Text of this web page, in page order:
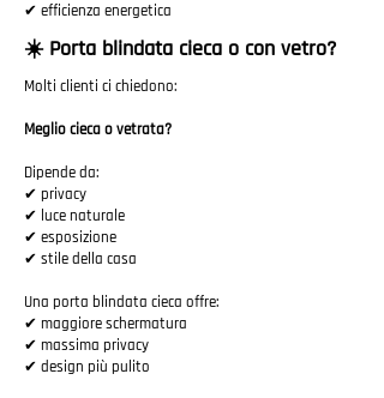
✔ efficienza energetica
☀️ Porta blindata cieca o con vetro?
Molti clienti ci chiedono:
Meglio cieca o vetrata?
Dipende da:
✔ privacy
✔ luce naturale
✔ esposizione
✔ stile della casa
Una porta blindata cieca offre:
✔ maggiore schermatura
✔ massima privacy
✔ design più pulito